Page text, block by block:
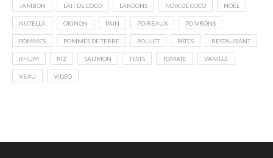
JAMBON LAIT DE COCO LARDONS NOIX DE COCO NOËL
NUTELLA OIGNON PAIN POIREAUX POIVRONS
POMMES POMMES DE TERRE POULET PÂTES RESTAURANT
RHUM RIZ SAUMON TESTS TOMATE VANILLE
VEAU VIDÉO